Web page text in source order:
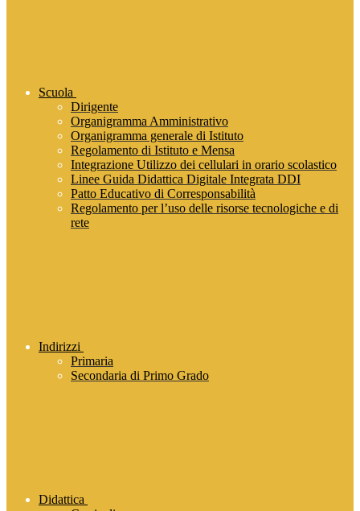
Scuola
Dirigente
Organigramma Amministrativo
Organigramma generale di Istituto
Regolamento di Istituto e Mensa
Integrazione Utilizzo dei cellulari in orario scolastico
Linee Guida Didattica Digitale Integrata DDI
Patto Educativo di Corresponsabilità
Regolamento per l’uso delle risorse tecnologiche e di
rete
Indirizzi
Primaria
Secondaria di Primo Grado
Didattica